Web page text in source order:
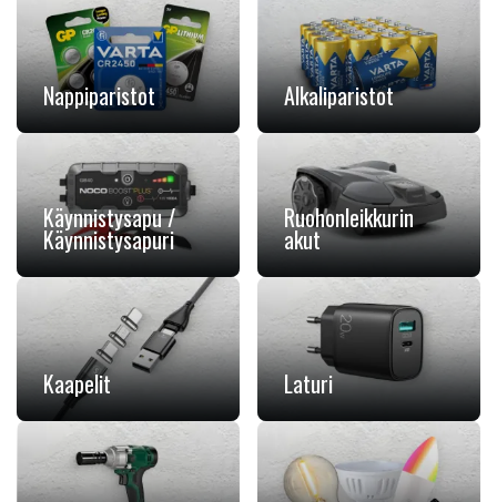
Nappiparistot Alkaliparistot
Käynnistysapu /
Käynnistysapuri
Ruohonleikkurin
akut
Kaapelit Laturi